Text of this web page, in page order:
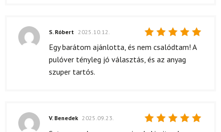
Értékelés:
S. Róbert 2025.10.12.
Egy barátom ajánlotta, és nem csalódtam! A
pulóver tényleg jó választás, és az anyag
szuper tartós.
V. Benedek 2025.09.23.